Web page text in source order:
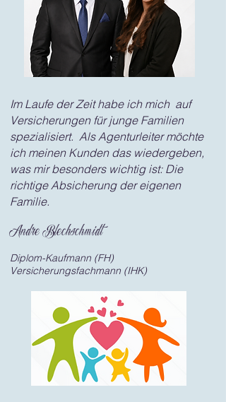
Im Laufe der Zeit habe ich mich auf
Versicherungen für junge Familien
spezialisiert. Als Agenturleiter möchte
ich meinen Kunden das wiedergeben,
was mir besonders wichtig ist: Die
richtige Absicherung der eigenen
Familie.
Andre Blechschmidt
Diplom-Kaufmann (FH)
Versicherungsfachmann (IHK)